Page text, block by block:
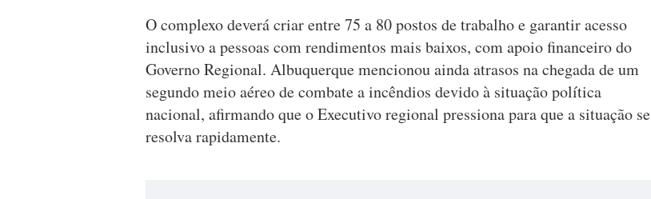
O complexo deverá criar entre 75 a 80 postos de trabalho e garantir acesso
inclusivo a pessoas com rendimentos mais baixos, com apoio financeiro do
Governo Regional. Albuquerque mencionou ainda atrasos na chegada de um
segundo meio aéreo de combate a incêndios devido à situação política
nacional, afirmando que o Executivo regional pressiona para que a situação se
resolva rapidamente.